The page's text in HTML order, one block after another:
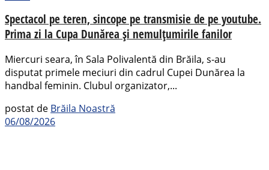
Spectacol pe teren, sincope pe transmisie de pe youtube.
Prima zi la Cupa Dunărea și nemulțumirile fanilor
Miercuri seara, în Sala Polivalentă din Brăila, s-au
disputat primele meciuri din cadrul Cupei Dunărea la
handbal feminin. Clubul organizator,...
postat de Brăila Noastră
06/08/2026